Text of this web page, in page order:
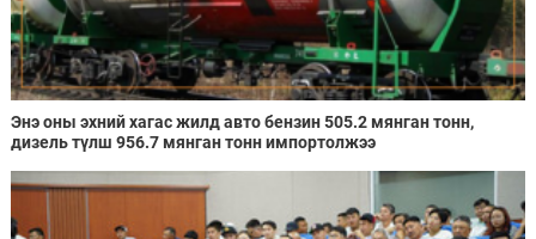
Энэ оны эхний хагас жилд авто бензин 505.2 мянган тонн,
дизель түлш 956.7 мянган тонн импортолжээ